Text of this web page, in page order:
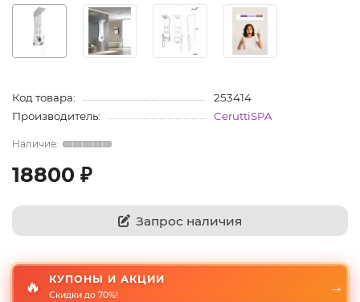
Код товара:
253414
Производитель:
CeruttiSPA
18800 ₽
Запрос наличия
🔥 КУПОНЫ И АКЦИИ
Скидки до 70%!
→